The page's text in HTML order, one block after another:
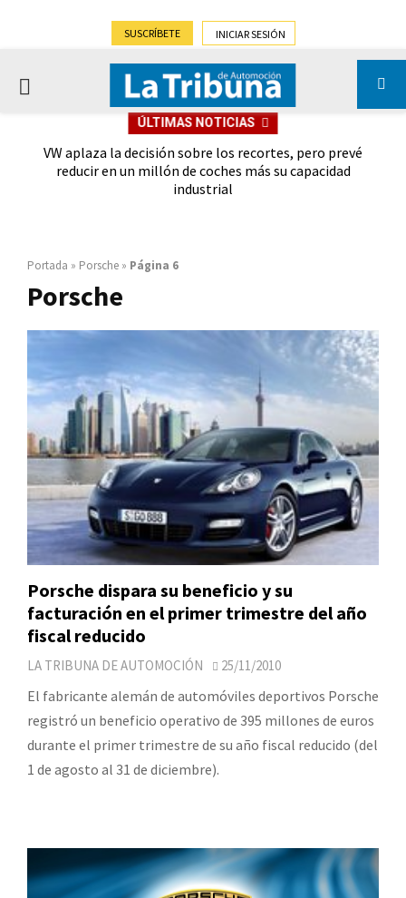
SUSCRÍBETE INICIAR SESIÓN
PRIMARY
ÚLTIMAS NOTICIAS
VW aplaza la decisión sobre los recortes, pero prevé
reducir en un millón de coches más su capacidad
industrial
Portada » Porsche » Página 6
Porsche
Porsche dispara su beneficio y su
facturación en el primer trimestre del año
fiscal reducido
LA TRIBUNA DE AUTOMOCIÓN 25/11/2010
El fabricante alemán de automóviles deportivos Porsche
registró un beneficio operativo de 395 millones de euros
durante el primer trimestre de su año fiscal reducido (del
1 de agosto al 31 de diciembre).